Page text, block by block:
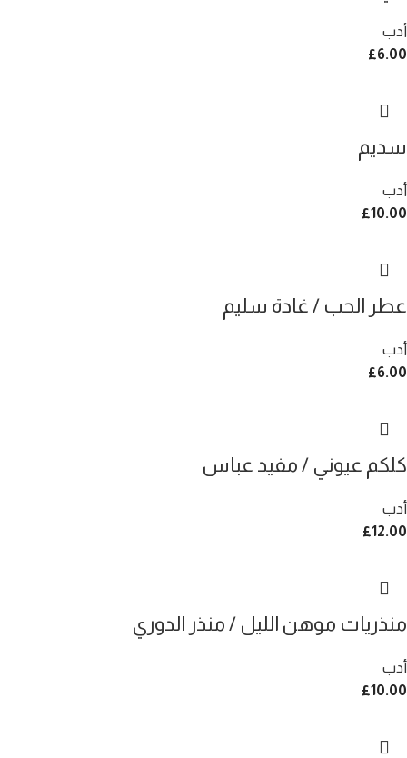
أدب
£6.00
سديم
أدب
£10.00
عطر الحب / غادة سليم
أدب
£6.00
كلكم عيوني / مفيد عباس
أدب
£12.00
منذريات موهن الليل / منذر الدوري
أدب
£10.00